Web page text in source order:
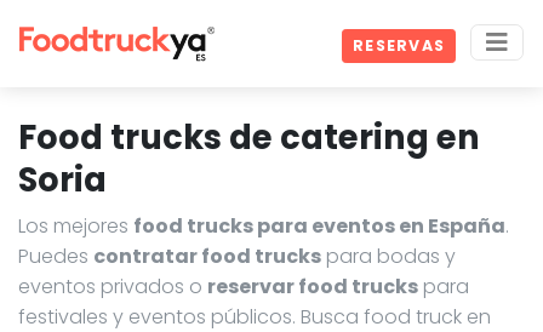
RESERVAS
Food trucks de catering en
Soria
Los mejores food trucks para eventos en España.
Puedes contratar food trucks para bodas y
eventos privados o reservar food trucks para
festivales y eventos públicos. Busca food truck en